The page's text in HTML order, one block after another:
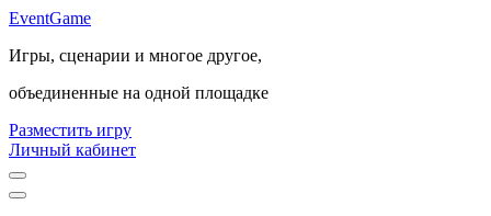
EventGame
Игры, сценарии и многое другое,
объединенные на одной площадке
Разместить игру
Личный кабинет